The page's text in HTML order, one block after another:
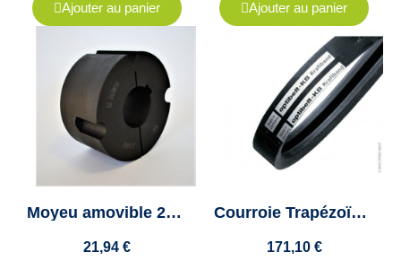
Ajouter au panier Ajouter au panier
Moyeu amovible 2517 diamètre 40mm - "Taper lock 2517" - Clavette 12x3.3mm
21,94 €
Courroie Trapézoïdale Jumelée 2-SPB 2500 - Optibelt KB - 2 Brins
171,10 €